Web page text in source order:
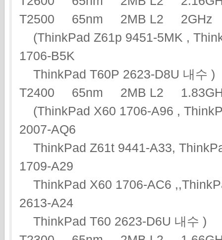
T2500 65nm 2MB L2
(ThinkPad Z61p 9451-5MK ,
1706-B5K
ThinkPad T60P 2623-D8U 내수 )
T2400 65nm 2MB L2
(ThinkPad X60 1706-A96 ,
2007-AQ6
ThinkPad Z61t 9441-A33,
1709-A29
ThinkPad X60 1706-AC6
2613-A24
ThinkPad T60 2623-D6U 내수 )